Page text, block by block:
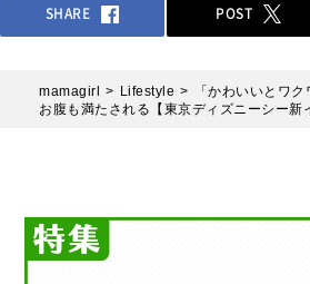
SHARE POST
mamagirl Lifestyle
「かわいいとワ
お腹も満たされる【東京ディズニーシー新